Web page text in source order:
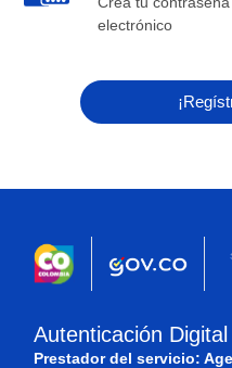
electrónico
Autenticación Digital
Prestador del servicio: